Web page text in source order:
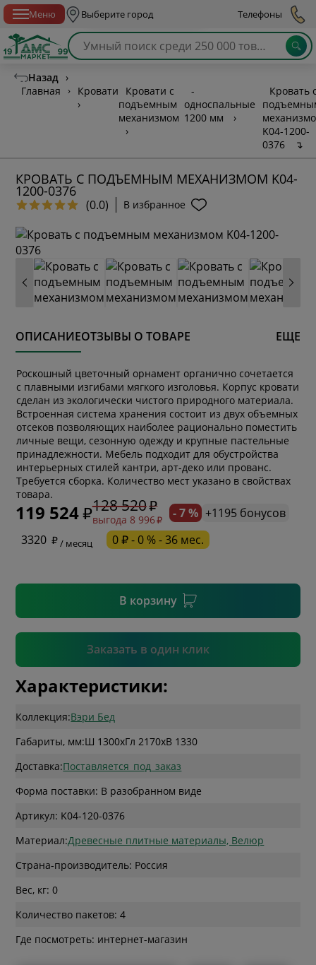
Меню Выберите город Телефоны
Назад ›
Главная
›
Кровати
›
Кровати с
подъемным
механизмом
›
-
односпальные
1200 мм
›
Кровать
K04-1200-
0376
↴
КРОВАТЬ С ПОДЪЕМНЫМ МЕХАНИЗМОМ K04-
1200-0376
(0.0) В избранное
ОПИСАНИЕОТЗЫВЫ О ТОВАРЕ ЕЩЕ
Роскошный цветочный орнамент органично сочетается
с плавными изгибами мягкого изголовья. Корпус кровати
сделан из экологически чистого природного материала.
Встроенная система хранения состоит из двух объемных
отсеков позволяющих наиболее рационально поместить
личные вещи, сезонную одежду и крупные пастельные
принадлежности. Мебель подходит для обустройства
интерьерных стилей кантри, арт-деко или прованс.
Требуется сборка. Количество мест указано в свойствах
товара.
119 524 128 520
выгода 8 996 - 7 % +1195 бонусов
3320
/ месяц 0 ₽ - 0 % - 36 мес.
В корзину
Заказать в один клик
* обязательное поле
* необязательное поле
Подтвердить
Характеристики:
Коллекция:Вэри Бед
Габариты, мм:Ш 1300xГл 2170xВ 1330
Доставка:Поставляется_под_заказ
Форма поставки: В разобранном виде
Артикул: K04-120-0376
Материал:Древесные плитные материалы, Велюр
Страна-производитель: Россия
Вес, кг: 0
Количество пакетов: 4
Где посмотреть: интернет-магазин